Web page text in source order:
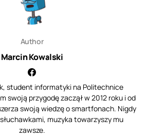
Author
Marcin Kowalski
student informatyki na Politechnice
swoją przygodę zaczął w 2012 roku i od
swoją wiedzę o smartfonach. Nigdy
muzyka towarzyszy mu
zawsze.